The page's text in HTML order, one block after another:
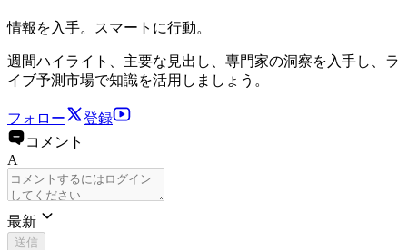
情報を入手。スマートに行動。
週間ハイライト、主要な見出し、専門家の洞察を入手し、ラ
イブ予測市場で知識を活用しましょう。
フォロー
登録
コメント
A
最新
送信